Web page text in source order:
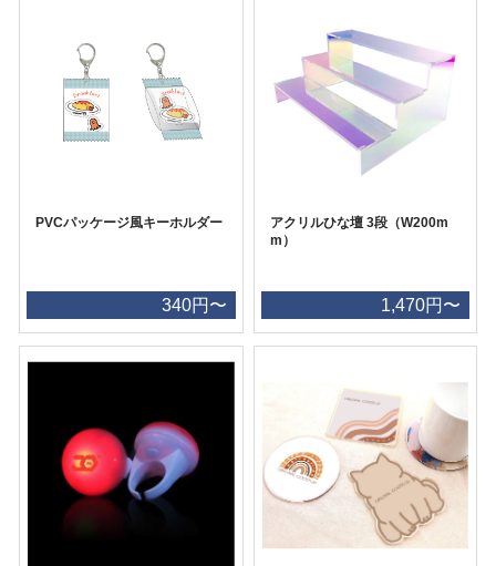
PVCパッケージ風キーホルダー
340円〜
アクリルひな壇 3段（W200m
m）
1,470円〜